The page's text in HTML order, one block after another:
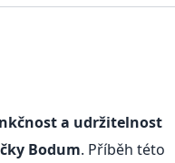
a udržitelnost
Bodum. Příběh této